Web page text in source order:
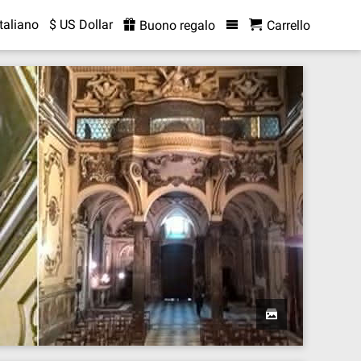
$ US Dollar Buono regalo Carrello